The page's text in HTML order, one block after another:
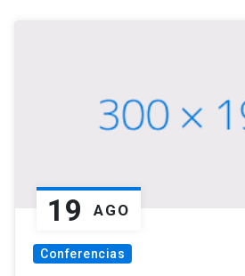
19 AGO
Conferencias